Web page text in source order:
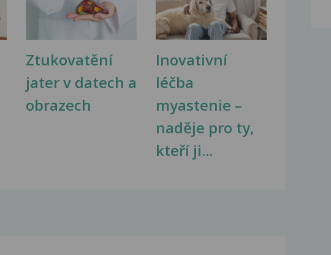
Ztukovatění
jater v datech a
obrazech
Inovativní
léčba
myastenie –
naděje pro ty,
kteří ji...